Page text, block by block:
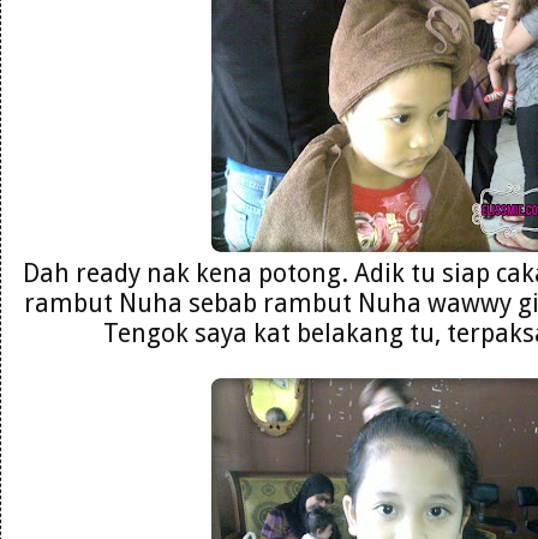
Dah ready nak kena potong. Adik tu siap
rambut Nuha sebab rambut Nuha wawwy
Tengok saya kat belakang tu,